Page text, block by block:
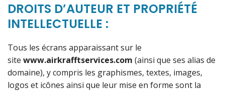
DROITS D’AUTEUR ET PROPRIÉTÉ
INTELLECTUELLE :
Tous les écrans apparaissant sur le
site www.airkrafftservices.com (ainsi que ses alias de
domaine), y compris les graphismes, textes, images,
logos et icônes ainsi que leur mise en forme sont la